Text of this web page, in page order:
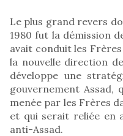
Le plus grand revers
1980 fut la démission
avait conduit les Frères
la nouvelle direction
développe une
gouvernement Assad,
menée par les Frères
et qui serait reliée en
anti-Assad.